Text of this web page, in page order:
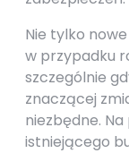
Nie tylko
w przypadku
szczególnie
znaczącej
niezbędne.
istniejącego